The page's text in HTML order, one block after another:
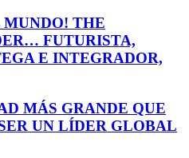
MUNDO! THE
FUTURISTA,
E INTEGRADOR,
MÁS GRANDE QUE
UN LÍDER GLOBAL